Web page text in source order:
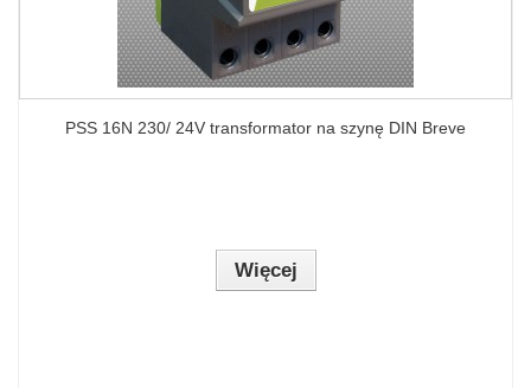
PSS 16N 230/ 24V transformator na szynę DIN Breve
Więcej